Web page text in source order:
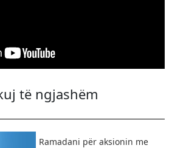
të ngjashëm
Ramadani për aksionin me